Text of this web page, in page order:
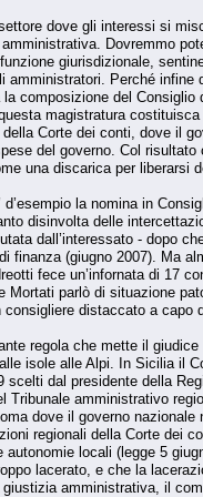
dove gli interessi si
Dovremmo
giurisdizionale,
amministratori. Perché infine
composizione del
magistratura
Corte dei conti, dove il
del governo. Col
una discarica per liberarsi
d’esempio la nomina in
disinvolta delle
dall’interessato - dopo
finanza (giugno 2007). Ma
fece un’infornata di 17
Mortati parlò di situazione
consigliere distaccato a
regola che mette il
isole alle Alpi. In Sicilia il
scelti dal presidente della
Tribunale amministrativo
dove il governo
regionali della Corte dei
autonomie locali (legge 5
lacerato, e che la
giustizia amministrativa, il